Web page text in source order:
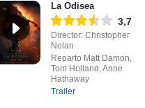
La Odisea
3,7
Director: Christopher
Nolan
Reparto Matt Damon,
Tom Holland, Anne
Hathaway
Trailer